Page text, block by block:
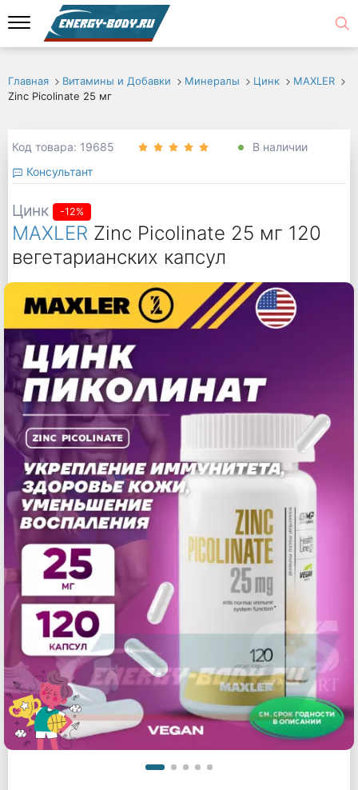
Главная Витамины и Добавки Минералы Цинк
MAXLER
Zinc Picolinate 25 мг
Код товара: 19685
В наличии
Консультант
Цинк -12%
MAXLER Zinc Picolinate 25 мг 120
вегетарианских капсул